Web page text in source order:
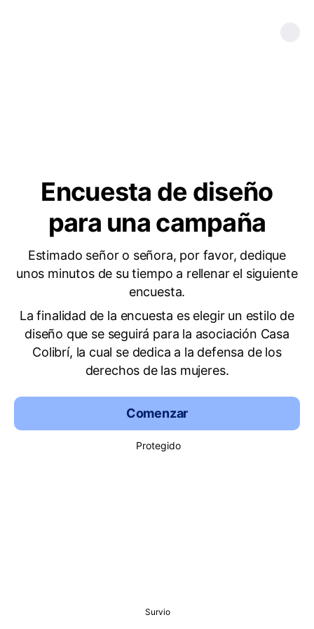
Encuesta de diseño
para una campaña
Estimado señor o señora, por favor, dedique
unos minutos de su tiempo a rellenar el siguiente
encuesta.
La finalidad de la encuesta es elegir un estilo de
diseño que se seguirá para la asociación Casa
Colibrí, la cual se dedica a la defensa de los
derechos de las mujeres.
Comenzar
Protegido
Survio